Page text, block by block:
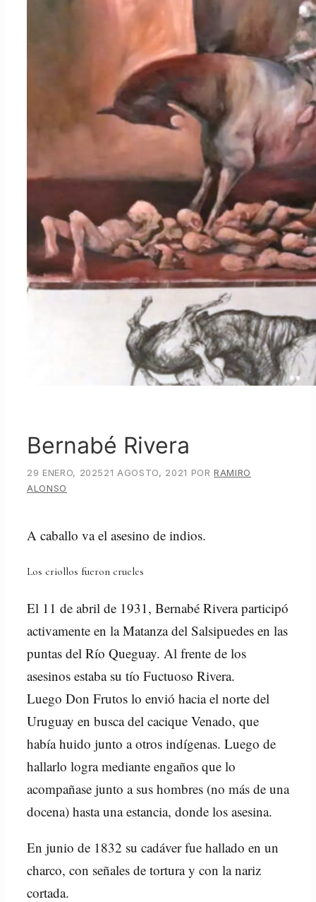
Bernabé Rivera
29 ENERO, 202521 AGOSTO, 2021 PORRAMIRO
ALONSO
A caballo va el asesino de indios.
Los criollos fueron crueles
El 11 de abril de 1931, Bernabé Rivera participó
activamente en la Matanza del Salsipuedes en las
puntas del Río Queguay. Al frente de los
asesinos estaba su tío Fuctuoso Rivera.
Luego Don Frutos lo envió hacia el norte del
Uruguay en busca del cacique Venado, que
había huido junto a otros indígenas. Luego de
hallarlo logra mediante engaños que lo
acompañase junto a sus hombres (no más de una
docena) hasta una estancia, donde los asesina.
En junio de 1832 su cadáver fue hallado en un
charco, con señales de tortura y con la nariz
cortada.